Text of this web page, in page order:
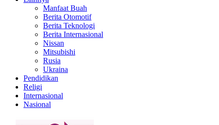
Manfaat Buah
Berita Otomotif
Berita Teknologi
Berita Internasional
Nissan
Mitsubishi
Rusia
Ukraina
Pendidikan
Religi
Internasional
Nasional